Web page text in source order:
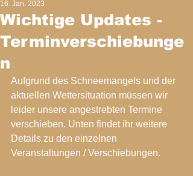
Wichtige Updates -
Terminverschiebunge
n
16. Jan. 2023
Aufgrund des Schneemangels und der
aktuellen Wettersituation müssen wir
leider unsere angestrebten Termine
verschieben. Unten findet ihr weitere
Details zu den einzelnen
Veranstaltungen / Verschiebungen.